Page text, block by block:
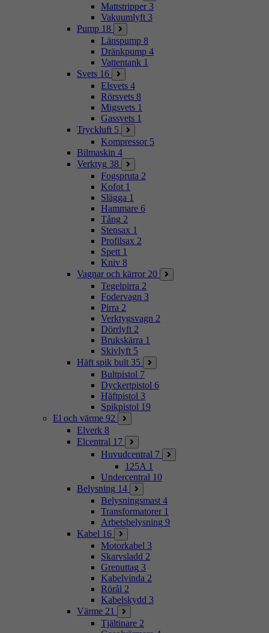
Mattstripper 3
Vakuumlyft 3
Pump 18
Länspump 8
Dränkpump 4
Vattentank 1
Svets 16
Elsvets 4
Rörsvets 8
Migsvets 1
Gassvets 1
Tryckluft 5
Kompressor 5
Bilmaskin 4
Verktyg 38
Fogspruta 2
Kofot 1
Slägga 1
Hammare 6
Tång 2
Stensax 1
Profilsax 2
Spett 1
Kniv 8
Vagnar och kärror 20
Tegelpirra 2
Fodervagn 3
Pirra 2
Verktygsvagn 2
Dörrlyft 2
Brukskärra 1
Skivlyft 5
Häft spik bult 35
Bultpistol 7
Dyckertpistol 6
Häftpistol 3
Spikpistol 19
El och värme 92
Elverk 8
Elcentral 17
Huvudcentral 7
125A 1
Undercentral 10
Belysning 14
Belysningsmast 4
Transformatorer 1
Arbetsbelysning 9
Kabel 16
Motorkabel 3
Skarvsladd 2
Grenuttag 3
Kabelvinda 2
Rörål 2
Kabelskydd 3
Värme 21
Tjältinare 2